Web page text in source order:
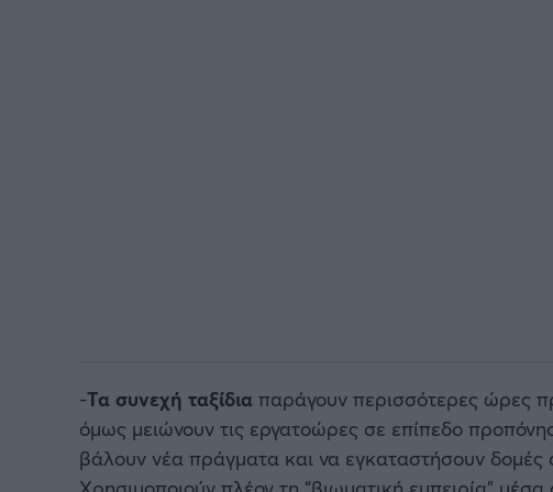
-Τα συνεχή ταξίδια παράγουν περισσότερες ώρες
όμως μειώνουν τις εργατοώρες σε επίπεδο
βάλουν νέα πράγματα και να εγκαταστήσουν δομές